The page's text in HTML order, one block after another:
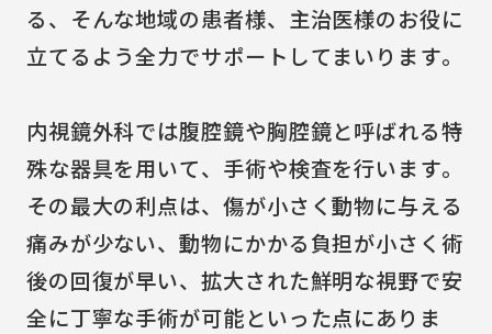
る、そんな地域の患者様、主治医様のお役に
立てるよう全力でサポートしてまいります。
内視鏡外科では腹腔鏡や胸腔鏡と呼ばれる特
殊な器具を用いて、手術や検査を行います。
その最大の利点は、傷が小さく動物に与える
痛みが少ない、動物にかかる負担が小さく術
後の回復が早い、拡大された鮮明な視野で安
全に丁寧な手術が可能といった点にありま